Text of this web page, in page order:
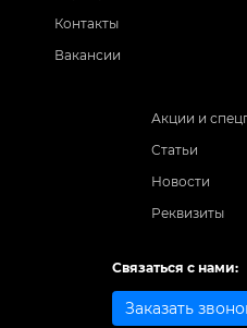
Контакты
Вакансии
Акции и
Статьи
Новости
Реквизиты
Связаться с нами:
Заказать